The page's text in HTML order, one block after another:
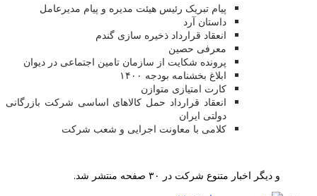
پیام تبریک رئیس هیئت مدیره و پیام مدیرعامل
داستان آرد
انعقاد قرارداد ذخیره سازی گندم
معرفی حصین
پرونده شکایت از سازمان تامین اجتماعی در دیوان
ابلاغ بخشنامه بودجه ۱۴۰۰
کارت امتیازی متوازن
انعقاد قرارداد حمل کالاهای اساسی شرکت بازرگانی
دولتی ایران
کلامی با معاونت اجرایی و شعب شرکت
و دیگر اخبار متنوع شرکت در ۳۰ صفحه منتشر شد.